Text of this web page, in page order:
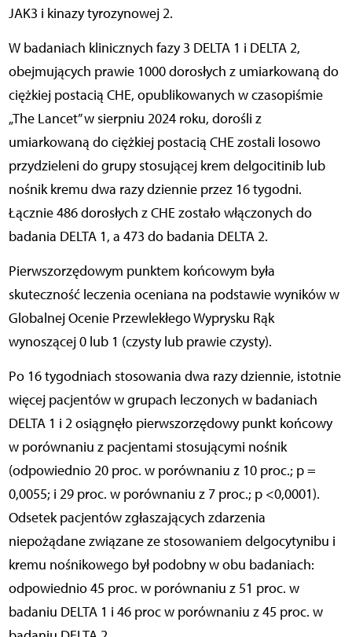
JAK3 i kinazy tyrozynowej 2.
W badaniach klinicznych fazy 3 DELTA 1 i DELTA 2,
obejmujących prawie 1000 dorosłych z umiarkowaną do
ciężkiej postacią CHE, opublikowanych w czasopiśmie
„The Lancet” w sierpniu 2024 roku, dorośli z
umiarkowaną do ciężkiej postacią CHE zostali losowo
przydzieleni do grupy stosującej krem delgocitinib lub
nośnik kremu dwa razy dziennie przez 16 tygodni.
Łącznie 486 dorosłych z CHE zostało włączonych do
badania DELTA 1, a 473 do badania DELTA 2.
Pierwszorzędowym punktem końcowym była
skuteczność leczenia oceniana na podstawie wyników w
Globalnej Ocenie Przewlekłego Wyprysku Rąk
wynoszącej 0 lub 1 (czysty lub prawie czysty).
Po 16 tygodniach stosowania dwa razy dziennie, istotnie
więcej pacjentów w grupach leczonych w badaniach
DELTA 1 i 2 osiągnęło pierwszorzędowy punkt końcowy
w porównaniu z pacjentami stosującymi nośnik
(odpowiednio 20 proc. w porównaniu z 10 proc.; p =
0,0055; i 29 proc. w porównaniu z 7 proc.; p <0,0001).
Odsetek pacjentów zgłaszających zdarzenia
niepożądane związane ze stosowaniem delgocytynibu i
kremu nośnikowego był podobny w obu badaniach:
odpowiednio 45 proc. w porównaniu z 51 proc. w
badaniu DELTA 1 i 46 proc w porównaniu z 45 proc. w